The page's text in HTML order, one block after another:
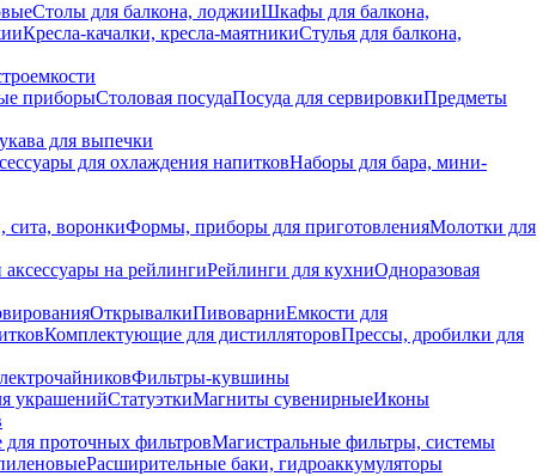
Столы для балкона, лоджииШкафы для балкона,
Кресла-качалки, кресла-маятникиСтулья для балкона,
приборыСтоловая посудаПосуда для сервировкиПредметы
для выпечки
для охлаждения напитковНаборы для бара, мини-
сита, воронкиФормы, приборы для приготовленияМолотки для
на рейлингиРейлинги для кухниОдноразовая
ОткрывалкиПивоварниЕмкости для
Комплектующие для дистилляторовПрессы, дробилки для
Фильтры-кувшины
украшенийСтатуэткиМагниты сувенирныеИконы
проточных фильтровМагистральные фильтры, системы
Расширительные баки, гидроаккумуляторы